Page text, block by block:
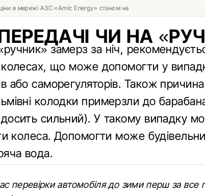
в мережі АЗС «Amic Energy» станом на
ЧИ НА
замерз за ніч,
колесах, що може допомогти у
або саморегуляторів. Також
колодки примерзли до
сильний). У такому випадку
колеса. Допомогти може
вода.
перевірки автомобіля до зими перш за все